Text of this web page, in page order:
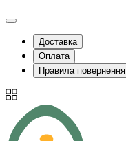
Доставка
Оплата
Правила повернення